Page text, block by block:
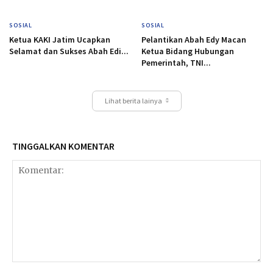
SOSIAL
Ketua KAKI Jatim Ucapkan
Selamat dan Sukses Abah Edi...
SOSIAL
Pelantikan Abah Edy Macan
Ketua Bidang Hubungan
Pemerintah, TNI...
Lihat berita lainya
TINGGALKAN KOMENTAR